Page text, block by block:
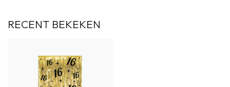
RECENT BEKEKEN